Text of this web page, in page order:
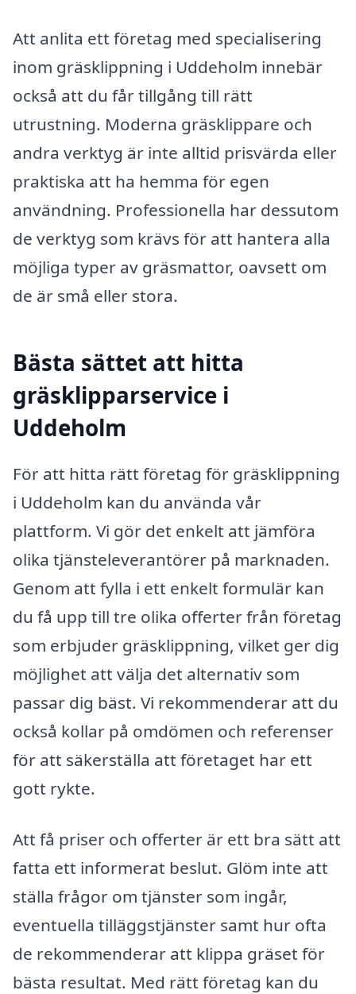
Att anlita ett företag med specialisering
inom gräsklippning i Uddeholm innebär
också att du får tillgång till rätt
utrustning. Moderna gräsklippare och
andra verktyg är inte alltid prisvärda eller
praktiska att ha hemma för egen
användning. Professionella har dessutom
de verktyg som krävs för att hantera alla
möjliga typer av gräsmattor, oavsett om
de är små eller stora.
Bästa sättet att hitta
gräsklipparservice i
Uddeholm
För att hitta rätt företag för gräsklippning
i Uddeholm kan du använda vår
plattform. Vi gör det enkelt att jämföra
olika tjänsteleverantörer på marknaden.
Genom att fylla i ett enkelt formulär kan
du få upp till tre olika offerter från företag
som erbjuder gräsklippning, vilket ger dig
möjlighet att välja det alternativ som
passar dig bäst. Vi rekommenderar att du
också kollar på omdömen och referenser
för att säkerställa att företaget har ett
gott rykte.
Att få priser och offerter är ett bra sätt att
fatta ett informerat beslut. Glöm inte att
ställa frågor om tjänster som ingår,
eventuella tilläggstjänster samt hur ofta
de rekommenderar att klippa gräset för
bästa resultat. Med rätt företag kan du